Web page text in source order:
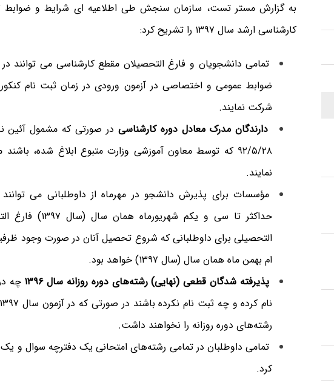
به گزارش مستر تست، سازمان سنجش طی اطلاعیه ای شرایط و ضوابط
کارشناسی ارشد سال ۱۳۹۷ را تشریح کرد:
تمامی دانشجویان و فارغ التحصیلان مقطع کارشناسی می توانند
شرکت نمایند.
دارندگان مدرک معادل دوره کارشناسی
۹۲/۵/۲۸ که توسط معاون آموزشی وزارت متبوع ابلاغ شده،
نمایند.
مؤسسات برای پذیرش دانشجو در مهرماه از داوطلبانی می
حداکثر تا سی و یکم
التحصیلی برای داوطلبانی که شروع تحصیل آنان در صورت وجود
ام بهمن ماه همان سال (سال ۱۳۹۷) خواهد بود.
پذیرفته شدگان قطعی (نهایی) رشته‌های دوره روزانه سال ۱۳۹۶
چه
رشته‌های دوره روزانه را نخواهند داشت.
تمامی داوطلبان در تمامی رشته‌های امتحانی یک دفترچه سوال و
کرد.